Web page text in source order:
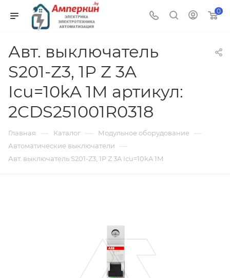
0
Авт. выключатель
S201-Z3, 1P Z 3A
Icu=10kA 1M артикул:
2CDS251001R0318
Главная — Каталог — Модульное оборудование —
Автоматические выключатели —
Авт. выключатель S201-Z3, 1P Z 3A Icu=10kA 1M